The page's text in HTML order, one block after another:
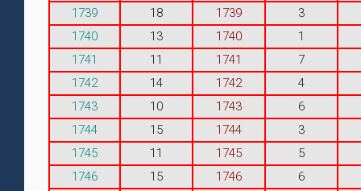
1739
18 1739
3
1740
13 1740
1
1741
11 1741
7
1742
14 1742
4
1743
10 1743
6
1744
15 1744
3
1745
11 1745
5
1746
15 1746
6